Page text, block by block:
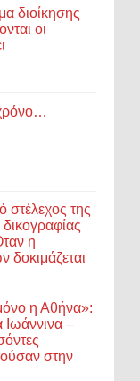
διοίκησης
οι
στέλεχος της
η
δοκιμάζεται
η Αθήνα»:
–
στην